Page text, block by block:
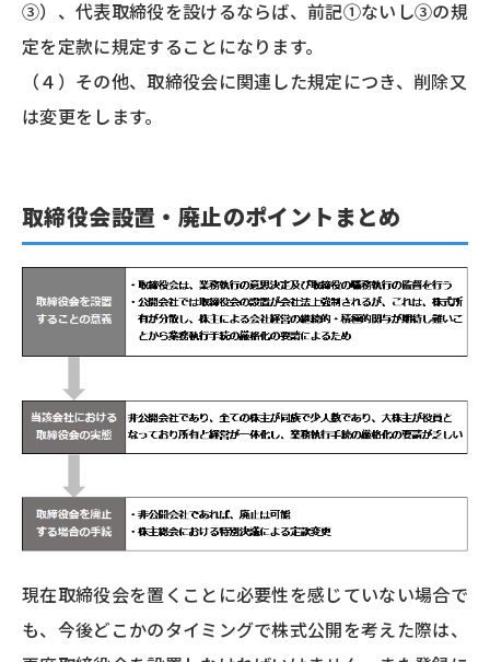
③）、代表取締役を設けるならば、前記①ないし③の規
定を定款に規定することになります。
（４）その他、取締役会に関連した規定につき、削除又
は変更をします。
取締役会設置・廃止のポイントまとめ
現在取締役会を置くことに必要性を感じていない場合で
も、今後どこかのタイミングで株式公開を考えた際は、